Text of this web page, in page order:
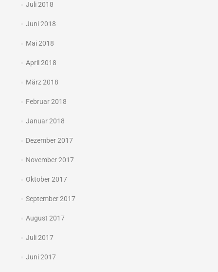
Juli 2018
Juni 2018
Mai 2018
April 2018
März 2018
Februar 2018
Januar 2018
Dezember 2017
November 2017
Oktober 2017
September 2017
August 2017
Juli 2017
Juni 2017